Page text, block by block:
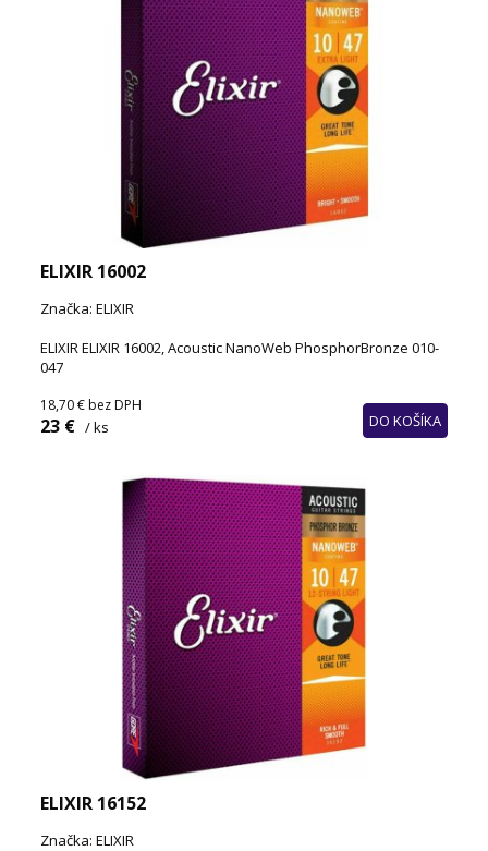
ELIXIR 16002
Značka: ELIXIR
ELIXIR ELIXIR 16002, Acoustic NanoWeb PhosphorBronze 010-
047
18,70 € bez DPH
23 € / ks DO KOŠÍKA
ELIXIR 16152
Značka: ELIXIR